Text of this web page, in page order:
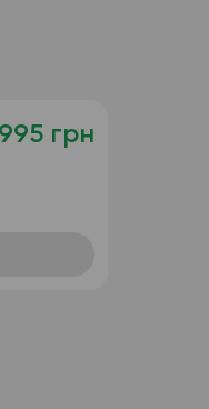
995 грн
6 типа"